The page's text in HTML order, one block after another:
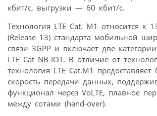
кбит/с, выгрузки — 60 кбит/с.
Технология LTE Cat. M1 относится к
(Release 13) стандарта мобильной
связи 3GPP и включает две
LTE Cat NB-IOT. В отличие от
технология LTE Cat.M1
скорость передачи данных,
функционал через VoLTE, плавное
между сотами (hand-over).